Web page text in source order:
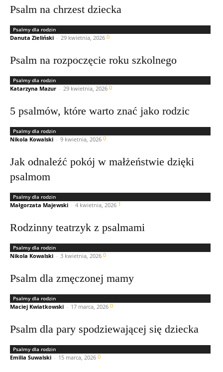
Psalm na chrzest dziecka
Psalmy dla rodzin
Danuta Zieliński - 29 kwietnia, 2026 0
Psalm na rozpoczęcie roku szkolnego
Psalmy dla rodzin
Katarzyna Mazur - 29 kwietnia, 2026 0
5 psalmów, które warto znać jako rodzic
Psalmy dla rodzin
Nikola Kowalski - 9 kwietnia, 2026 0
Jak odnaleźć pokój w małżeństwie dzięki
psalmom
Psalmy dla rodzin
Małgorzata Majewski - 4 kwietnia, 2026 1
Rodzinny teatrzyk z psalmami
Psalmy dla rodzin
Nikola Kowalski - 3 kwietnia, 2026 0
Psalm dla zmęczonej mamy
Psalmy dla rodzin
Maciej Kwiatkowski - 17 marca, 2026 0
Psalm dla pary spodziewającej się dziecka
Psalmy dla rodzin
Emilia Suwalski - 15 marca, 2026 0